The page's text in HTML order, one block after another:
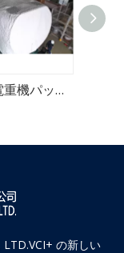
風力発電重機パッケージ用VCIシュリンクフィルム
LTD.VCI+ の新しい